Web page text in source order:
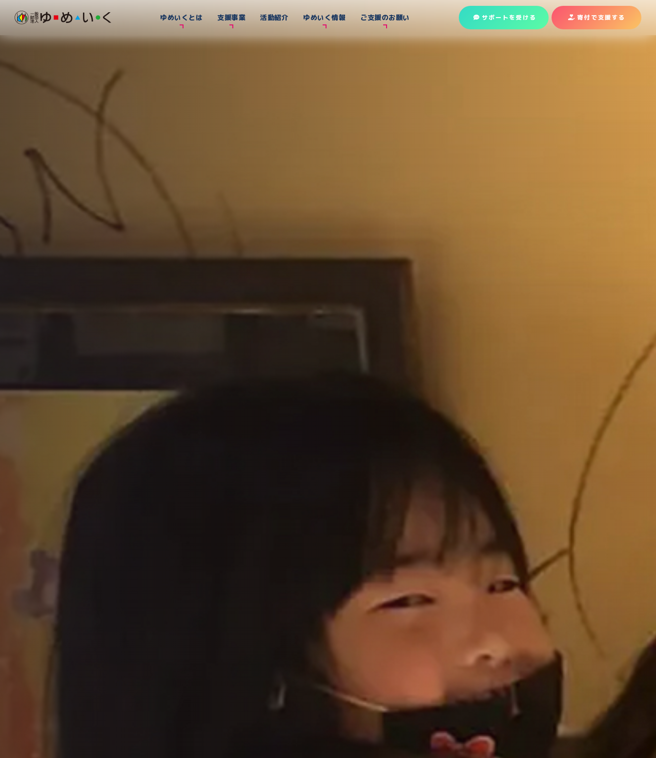
ゆめいくとは 支援事業 活動紹介 ゆめいく情報 ご支援のお願い サポートを受ける 寄付で支援 する